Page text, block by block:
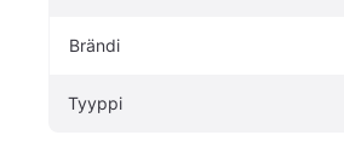
Brändi
Tyyppi